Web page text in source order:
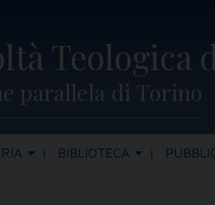
parallela di Torino
BIBLIOTECA